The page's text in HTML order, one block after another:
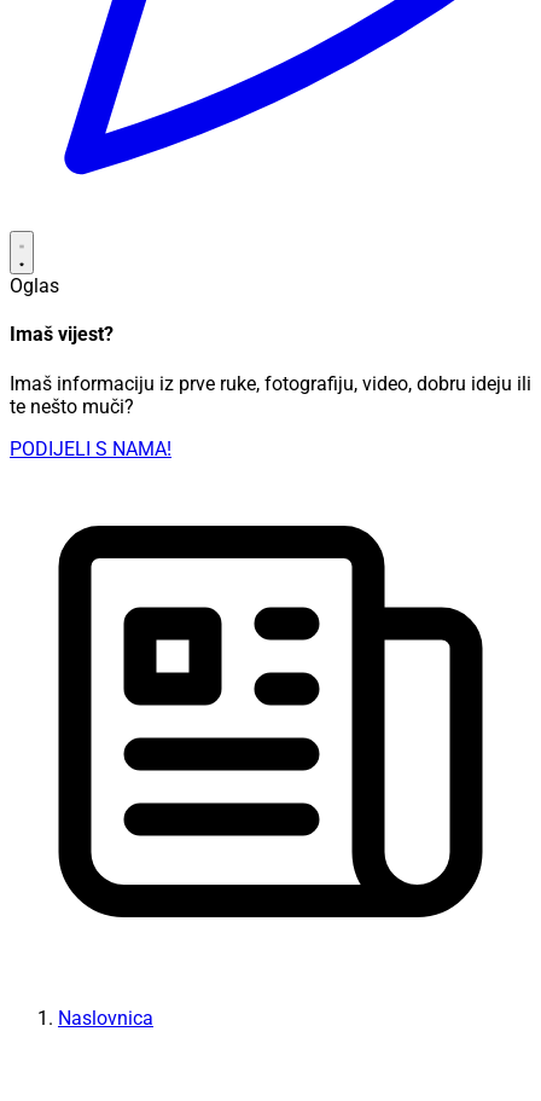
Oglas
Imaš vijest?
Imaš informaciju iz prve ruke, fotografiju, video, dobru ideju ili
te nešto muči?
PODIJELI S NAMA!
Naslovnica